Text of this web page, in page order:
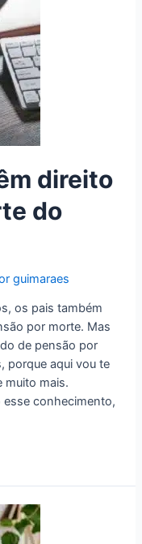
direito
do
guimaraes
os pais também
por morte. Mas
de pensão por
porque aqui vou te
muito mais.
conhecimento,